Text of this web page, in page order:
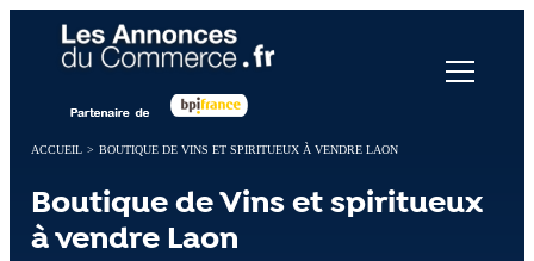
ACCUEIL > BOUTIQUE DE VINS ET SPIRITUEUX À VENDRE LAON
Boutique de Vins et spiritueux
à vendre Laon
Panneau de gestion des cookies